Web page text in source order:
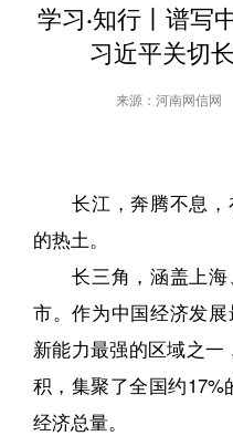
学习·知行丨谱写
习近平关切
来源：河南网信网
长江，奔腾不息，
的热土。
长三角，涵盖上海
市。作为中国经济发
新能力最强的区域之
积，集聚了全国约17%
经济总量。